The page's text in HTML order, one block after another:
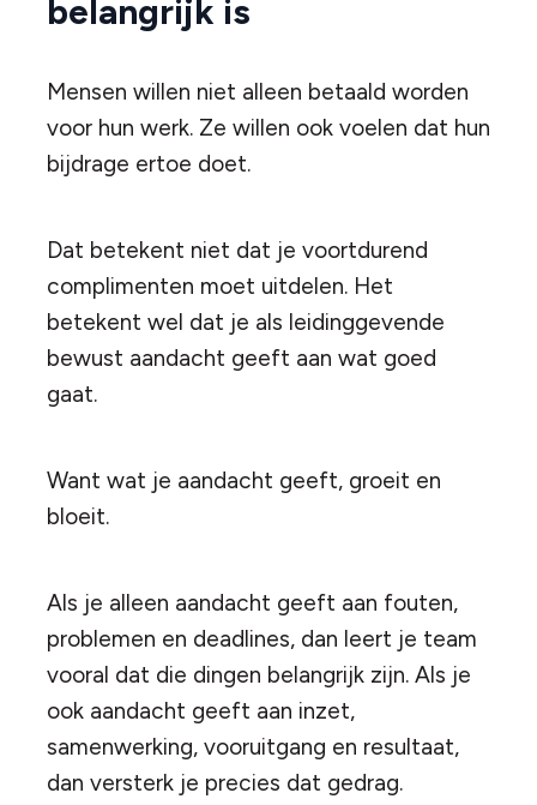
belangrijk is
Mensen willen niet alleen betaald worden
voor hun werk. Ze willen ook voelen dat hun
bijdrage ertoe doet.
Dat betekent niet dat je voortdurend
complimenten moet uitdelen. Het
betekent wel dat je als leidinggevende
bewust aandacht geeft aan wat goed
gaat.
Want wat je aandacht geeft, groeit en
bloeit.
Als je alleen aandacht geeft aan fouten,
problemen en deadlines, dan leert je team
vooral dat die dingen belangrijk zijn. Als je
ook aandacht geeft aan inzet,
samenwerking, vooruitgang en resultaat,
dan versterk je precies dat gedrag.